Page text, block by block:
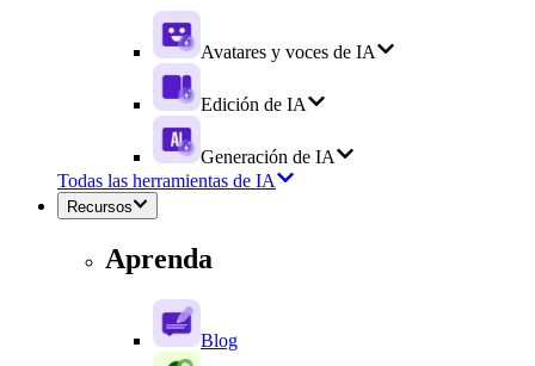
Avatares y voces de IA
Edición de IA
Generación de IA
Todas las herramientas de IA
Recursos
Aprenda
Blog